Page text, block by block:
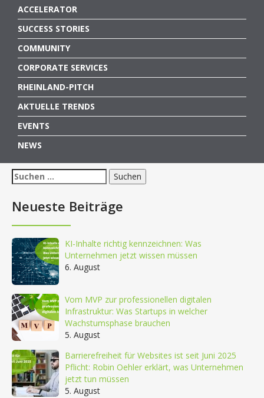
ACCELERATOR
SUCCESS STORIES
COMMUNITY
CORPORATE SERVICES
RHEINLAND-PITCH
AKTUELLE TRENDS
EVENTS
NEWS
Suchen
nach:
Neueste Beiträge
KI-Inhalte richtig kennzeichnen: Was
Unternehmen jetzt wissen müssen
6. August
Vom MVP zur professionellen digitalen
Infrastruktur: Was Startups in welcher
Wachstumsphase brauchen
5. August
Barrierefreiheit für Websites ist seit Juni 2025
Pflicht: Robin Oehler erklärt, was Unternehmen
jetzt tun müssen
5. August